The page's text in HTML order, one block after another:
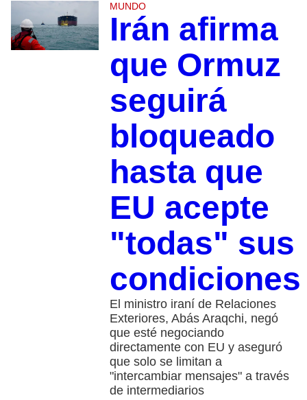
MUNDO
Irán afirma
que Ormuz
seguirá
bloqueado
hasta que
EU acepte
"todas" sus
condiciones
El ministro iraní de Relaciones
Exteriores, Abás Araqchi, negó
que esté negociando
directamente con EU y aseguró
que solo se limitan a
"intercambiar mensajes" a través
de intermediarios